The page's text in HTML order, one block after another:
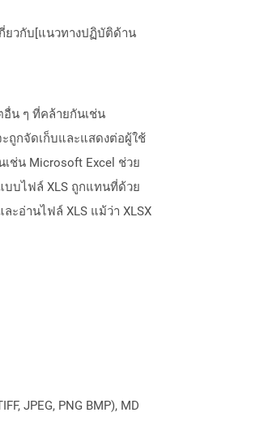
ยวกับ[แนวทางปฏิบัติด้าน
อื่น ๆ ที่คล้ายกันเช่น
ถูกจัดเก็บและแสดงต่อผู้ใช้
ช่น Microsoft Excel ช่วย
บบไฟล์ XLS ถูกแทนที่ด้วย
ะอ่านไฟล์ XLS แม้ว่า XLSX
JPEG, PNG BMP), MD